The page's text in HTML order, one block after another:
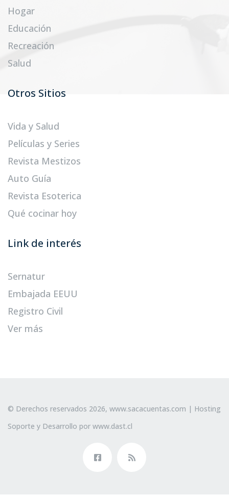
Hogar
Educación
Recreación
Salud
Otros Sitios
Vida y Salud
Películas y Series
Revista Mestizos
Auto Guía
Revista Esoterica
Qué cocinar hoy
Link de interés
Sernatur
Embajada EEUU
Registro Civil
Ver más
© Derechos reservados 2026, www.sacacuentas.com | Hosting
Soporte y Desarrollo por www.dast.cl